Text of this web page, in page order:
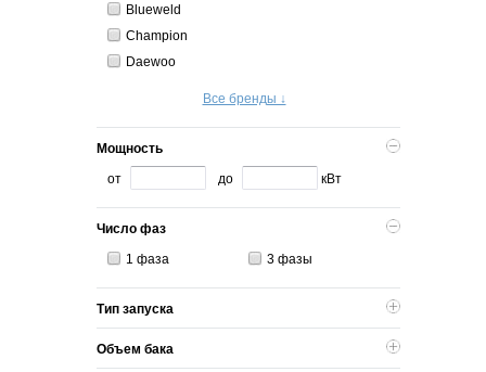
Blueweld
Champion
Daewoo
Все бренды ↓
Мощность
от до кВт
Число фаз
1 фаза 3 фазы
Тип запуска
Объем бака